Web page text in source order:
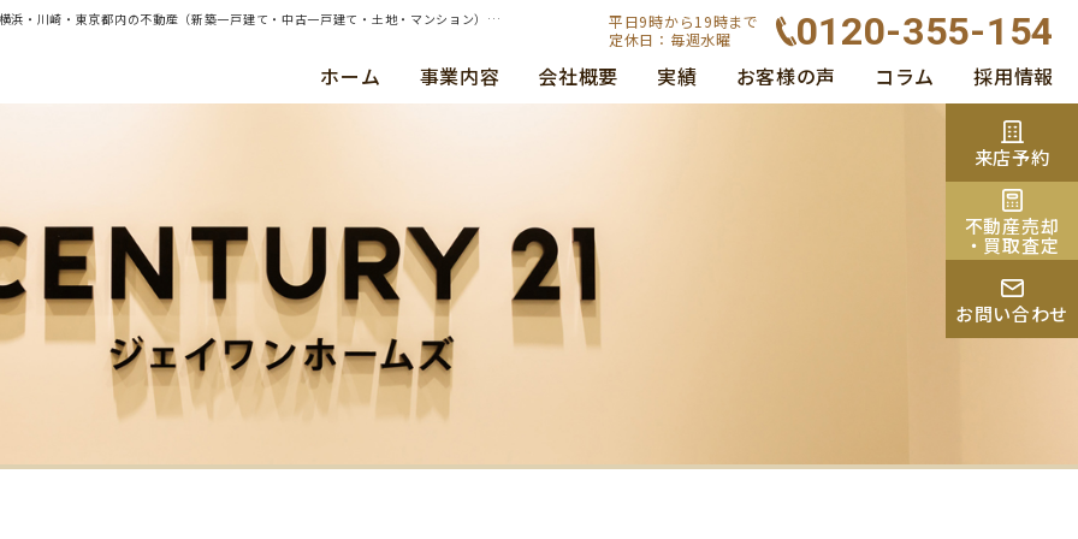
| 横浜市金沢区並木3丁目 約75㎡マンションの売却（買取）査定のご依頼を承りました | 横浜・川崎・東京都内の不動産（新築一戸建て・中古一戸建て・土地・マンション）ならセンチュリー21ジェイワンホームズ
平日9時から19時まで
定休日：毎週水曜
0120-355-154
ホーム 事業内容 会社概要 実績 お客様の声 コラム 採用情報
来店予約
不動産売却
・買取査定
お問い合わせ